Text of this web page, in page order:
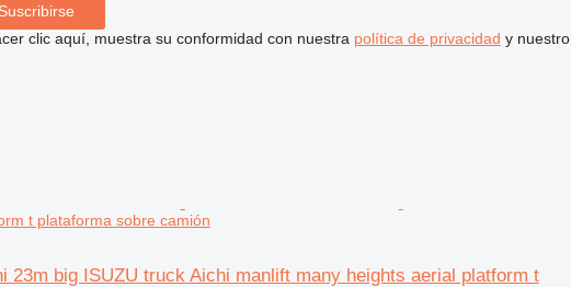
Suscribirse
clic aquí, muestra su conformidad con nuestra política de privacidad y nuestro
t plataforma sobre camión
23m big ISUZU truck Aichi manlift many heights aerial platform t